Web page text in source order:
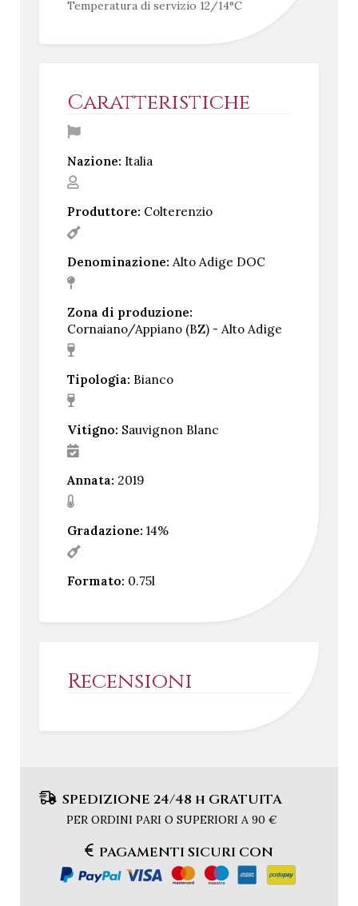
Temperatura di servizio 12/14°C
Caratteristiche
Nazione: Italia
Produttore: Colterenzio
Denominazione: Alto Adige DOC
Zona di produzione:
Cornaiano/Appiano (BZ) - Alto Adige
Tipologia: Bianco
Vitigno: Sauvignon Blanc
Annata: 2019
Gradazione: 14%
Formato: 0.75l
Recensioni
SPEDIZIONE 24/48 h GRATUITA
PER ORDINI PARI O SUPERIORI A 90 €
PAGAMENTI SICURI CON